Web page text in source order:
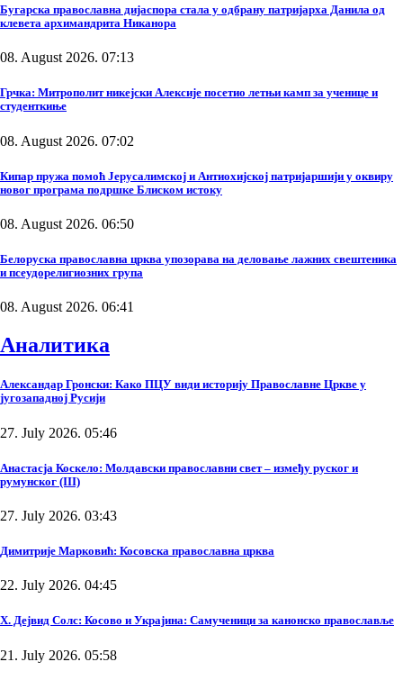
Бугарска православна дијаспора стала у одбрану патријарха Данила од
клевета архимандрита Никанора
08. August 2026. 07:13
Грчка: Митрополит никејски Алексије посетио летњи камп за ученице и
студенткиње
08. August 2026. 07:02
Кипар пружа помоћ Јерусалимској и Антиохијској патријаршији у оквиру
новог програма подршке Блиском истоку
08. August 2026. 06:50
Белоруска православна црква упозорава на деловање лажних свештеника
и псеудорелигиозних група
08. August 2026. 06:41
Аналитика
Александар Гронски: Како ПЦУ види историју Православне Цркве у
југозападној Русији
27. July 2026. 05:46
Анастасја Коскело: Молдавски православни свет – између руског и
румунског (III)
27. July 2026. 03:43
Димитрије Марковић: Косовска православна црква
22. July 2026. 04:45
Х. Дејвид Солс: Косово и Украјина: Самученици за канонско православље
21. July 2026. 05:58